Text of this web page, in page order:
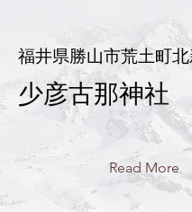
福井県勝山市荒土町
少彦古那神社
Read More